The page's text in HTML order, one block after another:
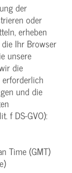
der
oder
erheben
Ihr Browser
unsere
die
und die
f DS-GVO):
Time (GMT)